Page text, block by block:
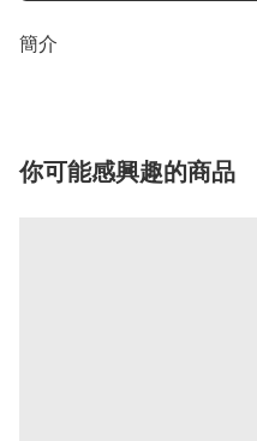
簡介
你可能感興趣的商品